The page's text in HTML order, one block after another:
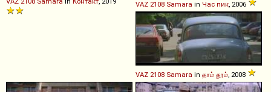
VAZ 2108 Samara in Час пик , 2006
VAZ 2108 Samara in தாம் தூம் , 2008